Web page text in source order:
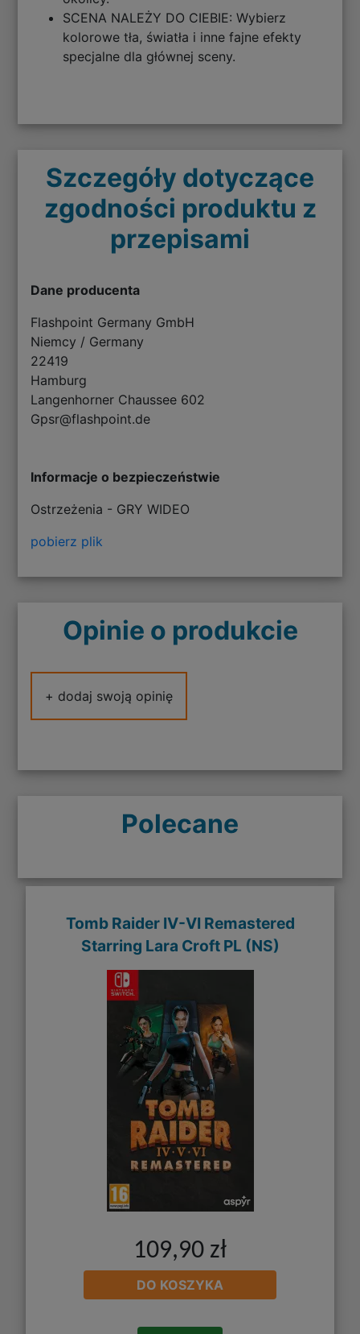
SCENA NALEŻY DO CIEBIE: Wybierz
kolorowe tła, światła i inne fajne efekty
specjalne dla głównej sceny.
Szczegóły dotyczące
zgodności produktu z
przepisami
Dane producenta
Flashpoint Germany GmbH
Niemcy / Germany
22419
Hamburg
Langenhorner Chaussee 602
Gpsr@flashpoint.de
Informacje o bezpieczeństwie
Ostrzeżenia - GRY WIDEO
pobierz plik
Opinie o produkcie
+ dodaj swoją opinię
Polecane
Tomb Raider IV-VI Remastered
Starring Lara Croft PL (NS)
109,90 zł
DO KOSZYKA